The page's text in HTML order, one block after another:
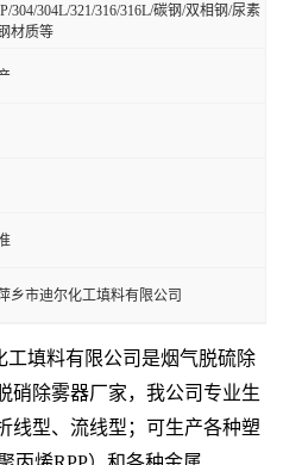
304/304L/321/316/316L/碳钢/双相钢/尿素
材质等
乡市迪尔化工填料有限公司
工填料有限公司是烟气脱硫除
硝除雾器厂家，我公司专业生
线型、流线型；可生产各种塑